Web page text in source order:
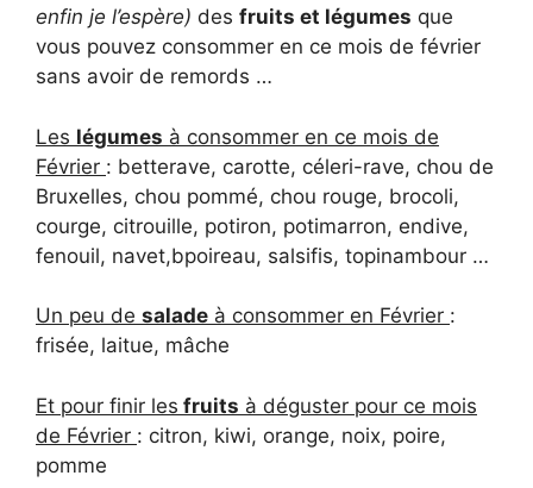
enfin je l’espère) des fruits et légumes que
vous pouvez consommer en ce mois de février
sans avoir de remords …
Les légumes à consommer en ce mois de
Février : betterave, carotte, céleri-rave, chou de
Bruxelles, chou pommé, chou rouge, brocoli,
courge, citrouille, potiron, potimarron, endive,
fenouil, navet,bpoireau, salsifis, topinambour …
Un peu de salade à consommer en Février :
frisée, laitue, mâche
Et pour finir les fruits à déguster pour ce mois
de Février : citron, kiwi, orange, noix, poire,
pomme